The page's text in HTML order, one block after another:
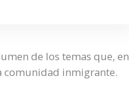
de los temas que, en
comunidad inmigrante.